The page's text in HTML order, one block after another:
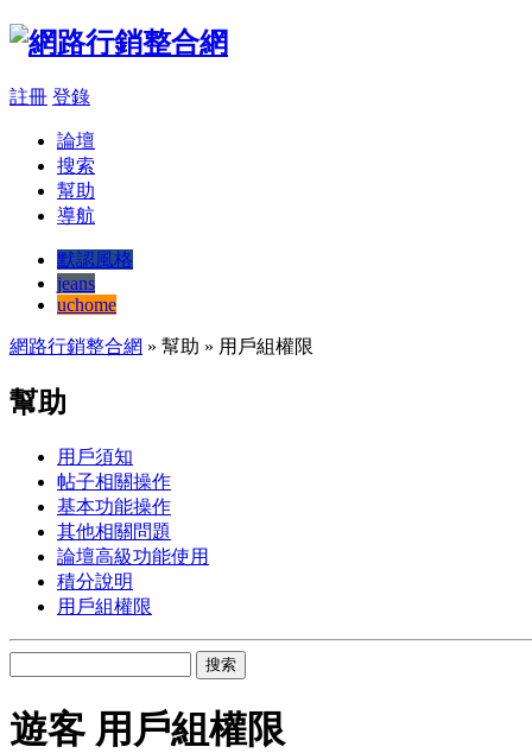
註冊 登錄
論壇
搜索
幫助
導航
默認風格
jeans
uchome
網路行銷整合網 » 幫助 » 用戶組權限
幫助
用戶須知
帖子相關操作
基本功能操作
其他相關問題
論壇高級功能使用
積分說明
用戶組權限
搜索
遊客 用戶組權限